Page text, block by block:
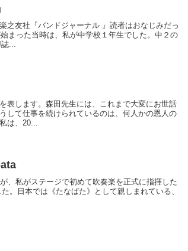
之友社『バンドジャーナル 』読者はおなじみだっ
まった当時は、私が中学校１年生でした。中２の
...
表します。森田先生には、これまで大変にお世話
して仕事を続けられているのは、何人かの恩人の
は、20...
、私がステージで初めて吹奏楽を正式に指揮した
。日本では《たなばた》として親しまれている、